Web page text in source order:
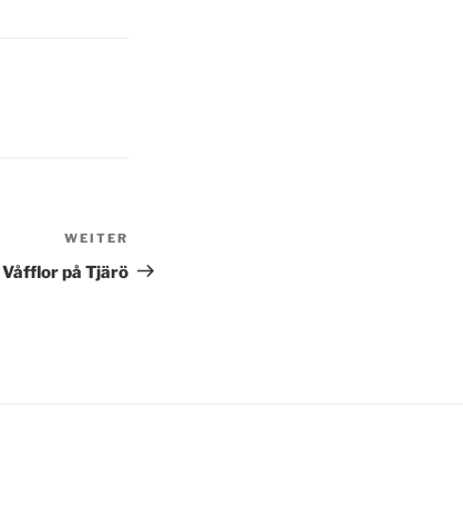
Beitrag
WEITER
Våfflor på Tjärö